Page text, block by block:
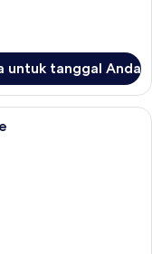
untuk tanggal Anda
1 Tempat Tidur